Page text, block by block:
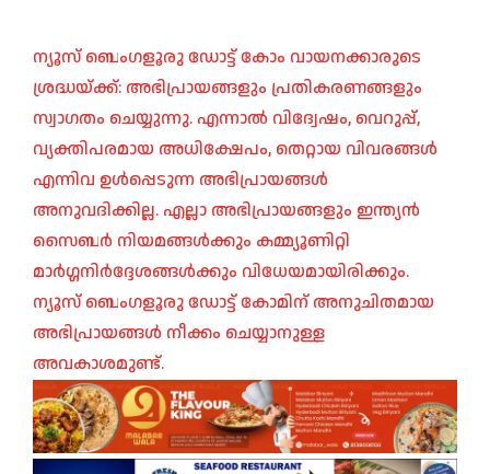
ന്യൂസ് ബെംഗളൂരു ഡോട്ട് കോം വായനക്കാരുടെ
ശ്രദ്ധയ്ക്ക്: അഭിപ്രായങ്ങളും പ്രതികരണങ്ങളും
സ്വാഗതം ചെയ്യുന്നു. എന്നാൽ വിദ്വേഷം, വെറുപ്പ്,
വ്യക്തിപരമായ അധിക്ഷേപം, തെറ്റായ വിവരങ്ങൾ
എന്നിവ ഉൾപ്പെടുന്ന അഭിപ്രായങ്ങൾ
അനുവദിക്കില്ല. എല്ലാ അഭിപ്രായങ്ങളും ഇന്ത്യൻ
സൈബർ നിയമങ്ങൾക്കും കമ്മ്യൂണിറ്റി
മാർഗ്ഗനിർദ്ദേശങ്ങൾക്കും വിധേയമായിരിക്കും.
ന്യൂസ് ബെംഗളൂരു ഡോട്ട് കോമിന് അനുചിതമായ
അഭിപ്രായങ്ങൾ നീക്കം ചെയ്യാനുള്ള
അവകാശമുണ്ട്.